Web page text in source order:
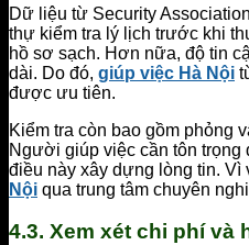
Dữ liệu từ Security
thự kiểm tra lý lịch trước khi
hồ sơ sạch. Hơn nữa, độ tin
dài. Do đó, giúp việc Hà Nội
được ưu tiên.
Kiểm tra còn bao gồm phỏng
Người giúp việc cần tôn trọng
điều này xây dựng lòng tin. Vì
Nội qua trung tâm chuyên
4.3. Xem xét chi phí và